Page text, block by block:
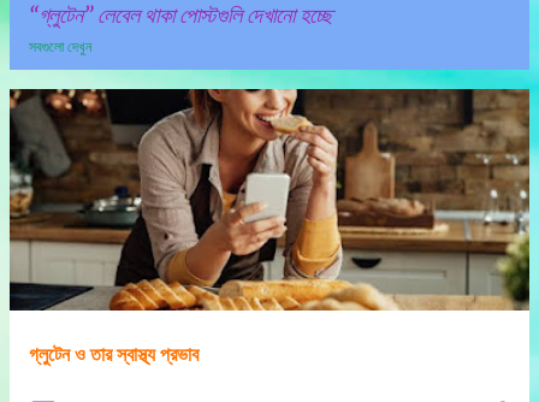
গ্লুটেন লেবেল থাকা পোস্টগুলি দেখানো হচ্ছে
সবগুলো দেখুন
পো
স্ট
গু
লি
গ্লুটেন ও তার স্বাস্থ্য প্রভাব